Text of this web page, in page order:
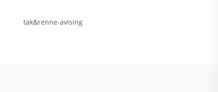
tak&renne-avising